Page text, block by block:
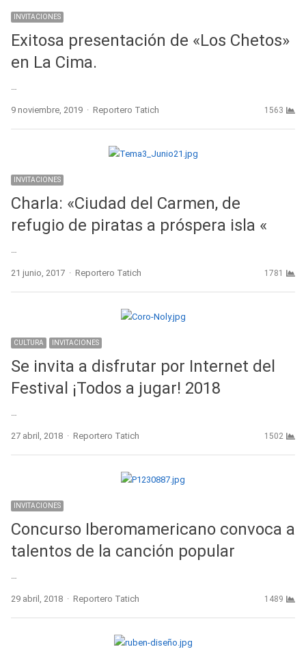
INVITACIONES
Exitosa presentación de «Los Chetos»
en La Cima.
…
9 noviembre, 2019 Author
Reportero Tatich 1563
INVITACIONES
Charla: «Ciudad del Carmen, de
refugio de piratas a próspera isla «
…
21 junio, 2017 Author
Reportero Tatich 1781
CULTURA INVITACIONES
Se invita a disfrutar por Internet del
Festival ¡Todos a jugar! 2018
27 abril, 2018 Author
Reportero Tatich 1502
INVITACIONES
Concurso Iberomamericano convoca a
talentos de la canción popular
29 abril, 2018 Author
Reportero Tatich 1489